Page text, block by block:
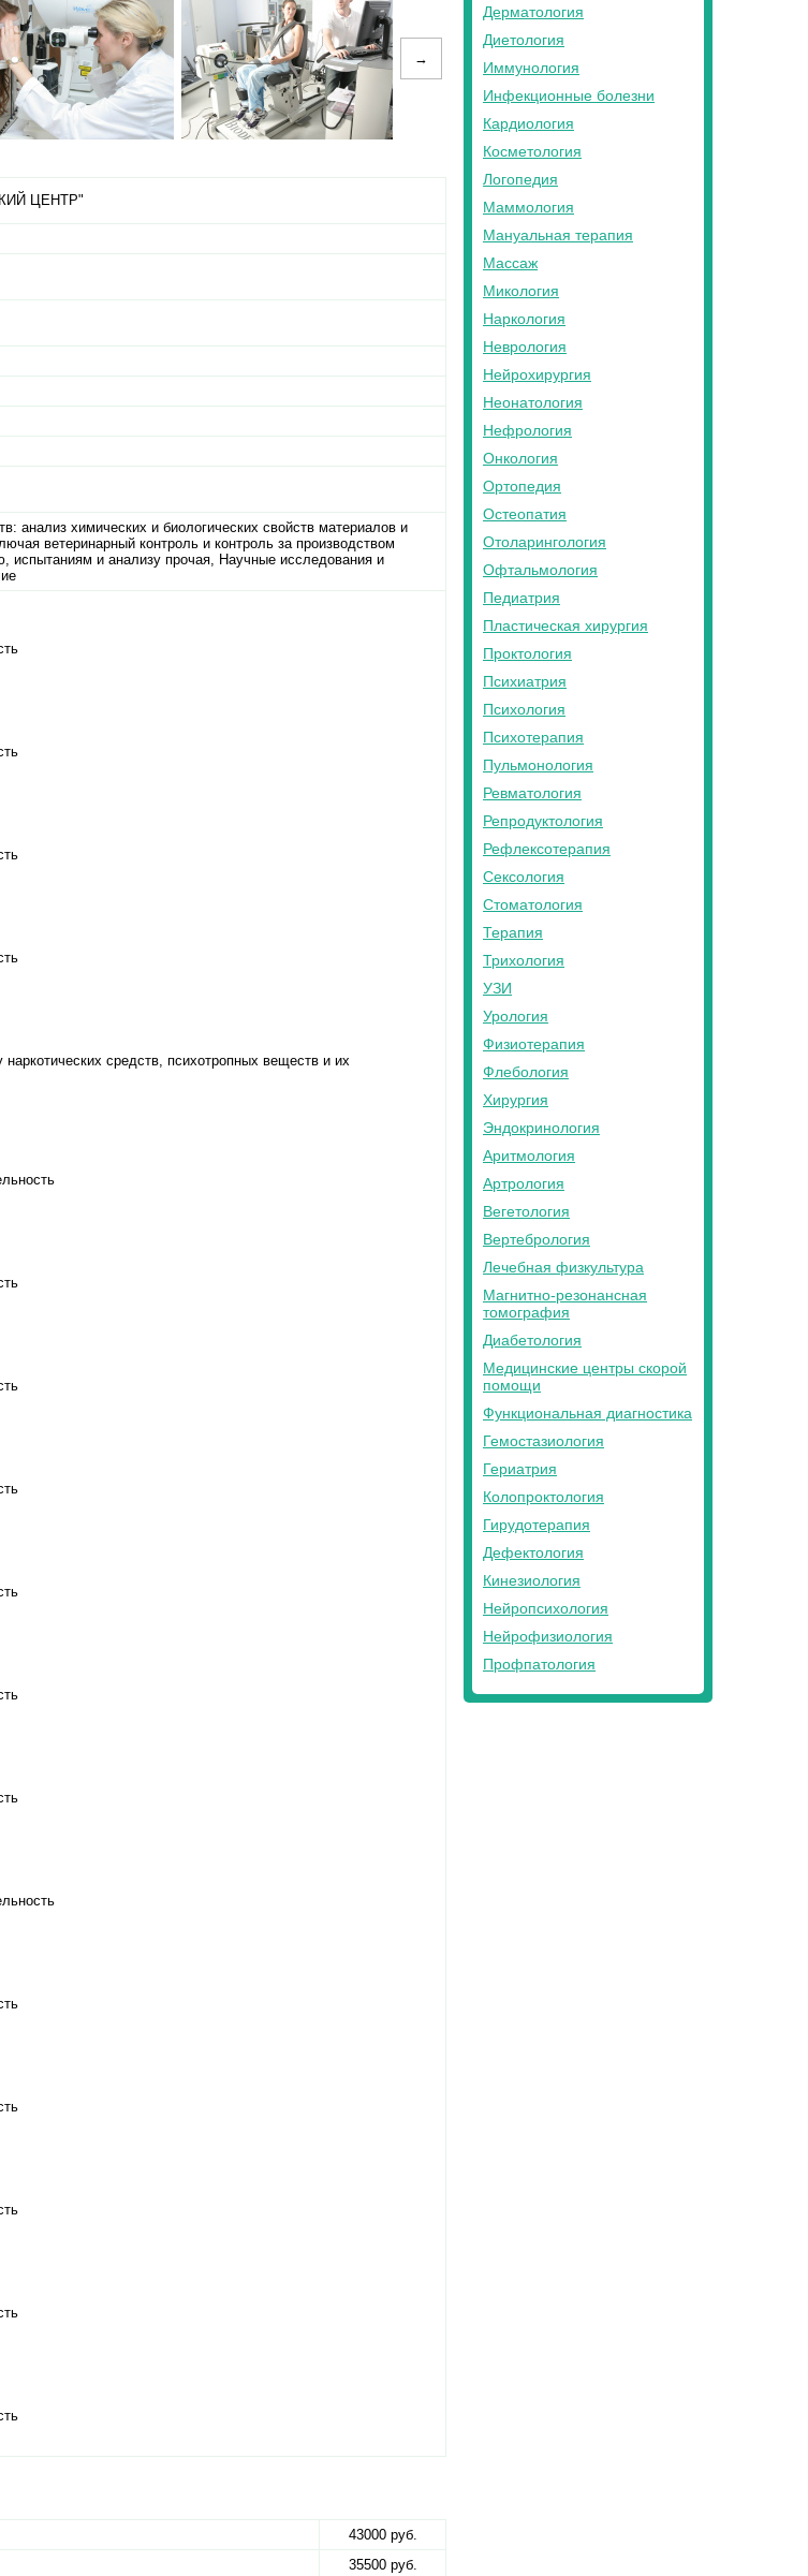
→
ЦЕНТР"
анализ химических и биологических свойств материалов и
ветеринарный контроль и контроль за производством
испытаниям и анализу прочая, Научные исследования и
средств, психотропных веществ и их
43000 руб.
35500 руб.
Дерматология
Диетология
Иммунология
Инфекционные болезни
Кардиология
Косметология
Логопедия
Маммология
Мануальная терапия
Массаж
Микология
Наркология
Неврология
Нейрохирургия
Неонатология
Нефрология
Онкология
Ортопедия
Остеопатия
Отоларингология
Офтальмология
Педиатрия
Пластическая хирургия
Проктология
Психиатрия
Психология
Психотерапия
Пульмонология
Ревматология
Репродуктология
Рефлексотерапия
Сексология
Стоматология
Терапия
Трихология
УЗИ
Урология
Физиотерапия
Флебология
Хирургия
Эндокринология
Аритмология
Артрология
Вегетология
Вертебрология
Лечебная физкультура
Магнитно-резонансная
томография
Диабетология
Медицинские центры скорой
помощи
Функциональная диагностика
Гемостазиология
Гериатрия
Колопроктология
Гирудотерапия
Дефектология
Кинезиология
Нейропсихология
Нейрофизиология
Профпатология